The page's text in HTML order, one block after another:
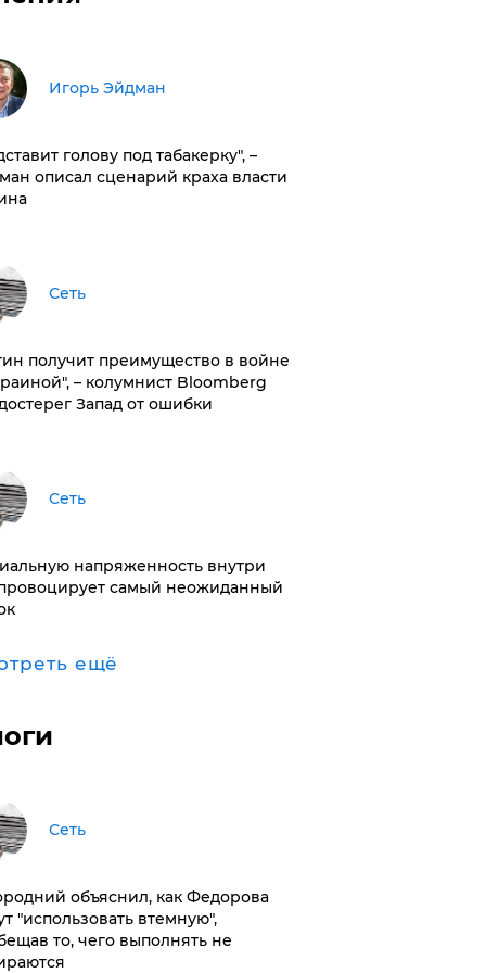
Игорь Эйдман
голову под табакерку", –
описал сценарий краха власти
Сеть
получит преимущество в войне
– колумнист Bloomberg
Запад от ошибки
Сеть
напряженность внутри
самый неожиданный
ещё
Сеть
объяснил, как Федорова
"использовать втемную",
то, чего выполнять не